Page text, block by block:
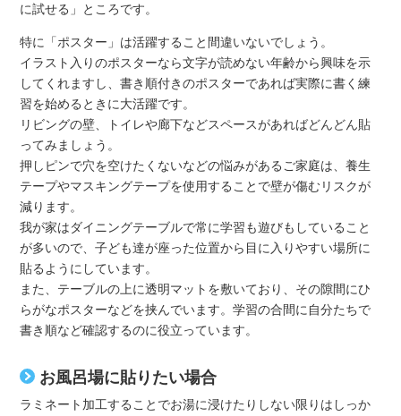
に試せる」ところです。
特に「ポスター」は活躍すること間違いないでしょう。
イラスト入りのポスターなら文字が読めない年齢から興味を示
してくれますし、書き順付きのポスターであれば実際に書く練
習を始めるときに大活躍です。
リビングの壁、トイレや廊下などスペースがあればどんどん貼
ってみましょう。
押しピンで穴を空けたくないなどの悩みがあるご家庭は、養生
テープやマスキングテープを使用することで壁が傷むリスクが
減ります。
我が家はダイニングテーブルで常に学習も遊びもしていること
が多いので、子ども達が座った位置から目に入りやすい場所に
貼るようにしています。
また、テーブルの上に透明マットを敷いており、その隙間にひ
らがなポスターなどを挟んでいます。学習の合間に自分たちで
書き順など確認するのに役立っています。
お風呂場に貼りたい場合
ラミネート加工することでお湯に浸けたりしない限りはしっか